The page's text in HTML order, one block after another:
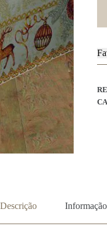
Descrição